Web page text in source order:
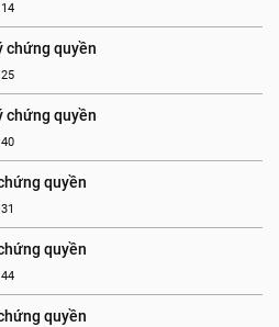
chứng quyền
chứng quyền
quyền
quyền
quyền